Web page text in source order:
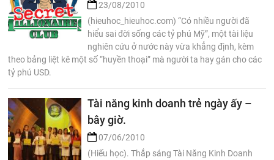
23/08/2010
(hieuhoc_hieuhoc.com) “Có nhiều người đã
hiểu sai đời sống các tỷ phú Mỹ”, một tài liệu
nghiên cứu ở nước này vừa khẳng định, kèm
theo bảng liệt kê một số “huyền thoại” mà người ta hay gán cho các
tỷ phú USD.
Tài năng kinh doanh trẻ ngày ấy –
bây giờ.
07/06/2010
(Hiếu học). Thắp sáng Tài Năng Kinh Doanh